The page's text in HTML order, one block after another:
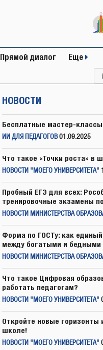
Прямой диалог Еще
НОВОСТИ
Бесплатные мастер-
ИИ ДЛЯ ПЕДАГОГОВ 01.09.2025
Что такое «Точки роста» в
НОВОСТИ "МОЕГО УНИВЕРСИТЕТА"
Пробный ЕГЭ для всех:
тренировочные экзамены
НОВОСТИ МИНИСТЕРСТВА
Форма по ГОСТу: как
между богатыми и бедными
НОВОСТИ МИНИСТЕРСТВА
Что такое Цифровая
работать педагогам?
НОВОСТИ "МОЕГО УНИВЕРСИТЕТА"
Откройте новые горизонты
школе!
НОВОСТИ "МОЕГО УНИВЕРСИТЕТА"